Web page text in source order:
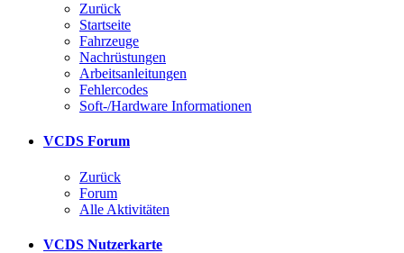
Zurück
Startseite
Fahrzeuge
Nachrüstungen
Arbeitsanleitungen
Fehlercodes
Soft-/Hardware Informationen
VCDS Forum
Zurück
Forum
Alle Aktivitäten
VCDS Nutzerkarte